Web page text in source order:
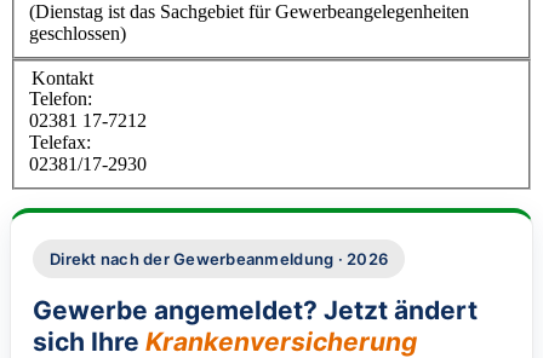
(Dienstag ist das Sachgebiet für Gewerbeangelegenheiten
geschlossen)
Kontakt
Telefon:
02381 17-7212
Telefax:
02381/17-2930
Direkt nach der Gewerbeanmeldung · 2026
Gewerbe angemeldet? Jetzt ändert
sich Ihre Krankenversicherung